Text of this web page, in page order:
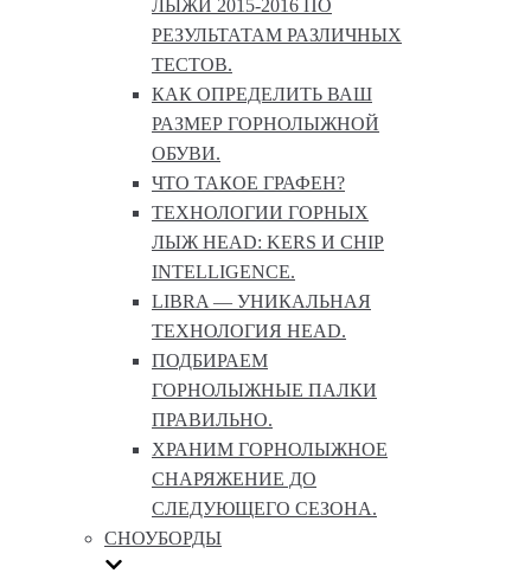
ЛЫЖИ 2015-2016 ПО
РЕЗУЛЬТАТАМ РАЗЛИЧНЫХ
ТЕСТОВ.
КАК ОПРЕДЕЛИТЬ ВАШ
РАЗМЕР ГОРНОЛЫЖНОЙ
ОБУВИ.
ЧТО ТАКОЕ ГРАФЕН?
ТЕХНОЛОГИИ ГОРНЫХ
ЛЫЖ HEAD: KERS И CHIP
INTELLIGENCE.
LIBRA — УНИКАЛЬНАЯ
ТЕХНОЛОГИЯ HEAD.
ПОДБИРАЕМ
ГОРНОЛЫЖНЫЕ ПАЛКИ
ПРАВИЛЬНО.
ХРАНИМ ГОРНОЛЫЖНОЕ
СНАРЯЖЕНИЕ ДО
СЛЕДУЮЩЕГО СЕЗОНА.
СНОУБОРДЫ